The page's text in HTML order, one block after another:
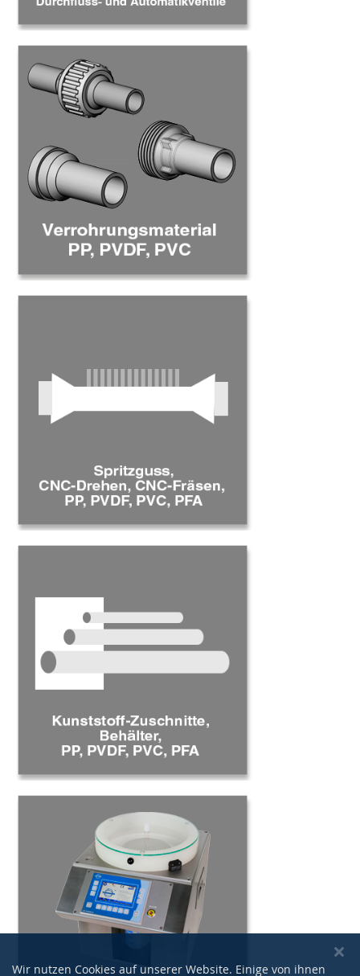
Wir nutzen Cookies auf unserer Website. Einige von ihnen